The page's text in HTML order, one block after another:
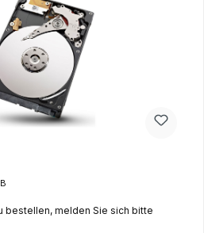
bestellen, melden Sie sich bitte